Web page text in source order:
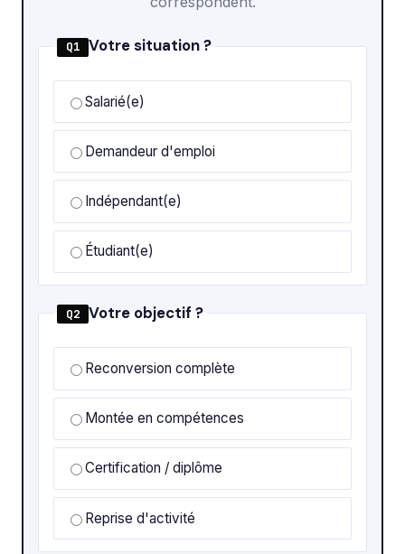
Q1 Votre situation ?
Salarié(e)
Demandeur d'emploi
Indépendant(e)
Étudiant(e)
Q2 Votre objectif ?
Reconversion complète
Montée en compétences
Certification / diplôme
Reprise d'activité